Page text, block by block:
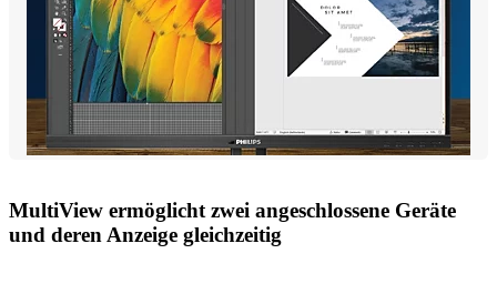
MultiView ermöglicht zwei angeschlossene Geräte
und deren Anzeige gleichzeitig